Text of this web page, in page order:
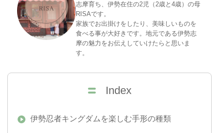
志摩育ち、伊勢在住の2児（2歳と4歳）の母
RISAです。
家族でお出掛けをしたり、美味しいものを
食べる事が大好きです。地元である伊勢志
摩の魅力をお伝えしていけたらと思いま
す。
Index
伊勢忍者キングダムを楽しむ手形の種類